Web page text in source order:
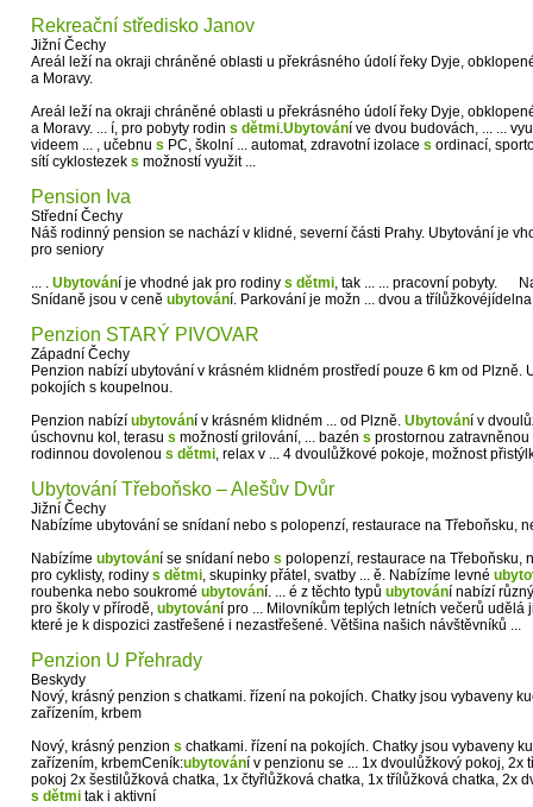
Rekreační středisko Janov
Jižní Čechy
Areál leží na okraji chráněné oblasti u překrásného údolí řeky Dyje,
a Moravy.
Areál leží na okraji chráněné oblasti u překrásného údolí řeky Dyje,
a Moravy. ... í, pro pobyty rodin s dětmi.Ubytování ve dvou budovách, ... ...
videem ... , učebnu s PC, školní ... automat, zdravotní izolace s ordinací,
sítí cyklostezek s možností využit ...
Pension Iva
Střední Čechy
Náš rodinný pension se nachází v klidné, severní části Prahy. Ubytování je
pro seniory
... . Ubytování je vhodné jak pro rodiny s dětmi, tak ... ... pracovní pobyty.
Snídaně jsou v ceně ubytování. Parkování je možn ... dvou a
Penzion STARÝ PIVOVAR
Západní Čechy
Penzion nabízí ubytování v krásném klidném prostředí pouze 6 km od Plzně.
pokojích s koupelnou.
Penzion nabízí ubytování v krásném klidném ... od Plzně. Ubytování v
úschovnu kol, terasu s možností grilování, ... bazén s prostornou
rodinnou dovolenou s dětmi, relax v ... 4 dvoulůžkové pokoje, možnost
Ubytování Třeboňsko – Alešův Dvůr
Jižní Čechy
Nabízíme ubytování se snídaní nebo s polopenzí, restaurace na Třeboňsku,
Nabízíme ubytování se snídaní nebo s polopenzí, restaurace na Třeboňsku,
pro cyklisty, rodiny s dětmi, skupinky přátel, svatby ... ě. Nabízíme levné
roubenka nebo soukromé ubytování. ... é z těchto typů ubytování nabízí
pro školy v přírodě, ubytování pro ... Milovníkům teplých letních večerů udělá
které je k dispozici zastřešené i nezastřešené. Většina našich návštěvníků ...
Penzion U Přehrady
Beskydy
Nový, krásný penzion s chatkami. řízení na pokojích. Chatky jsou vybaveny
zařízením, krbem
Nový, krásný penzion s chatkami. řízení na pokojích. Chatky jsou vybaveny
zařízením, krbemCeník:ubytování v penzionu se ... 1x dvoulůžkový pokoj, 2x
pokoj 2x šestilůžková chatka, 1x čtyřlůžková chatka, 1x třílůžková chatka, 2x
s dětmi tak i aktivní